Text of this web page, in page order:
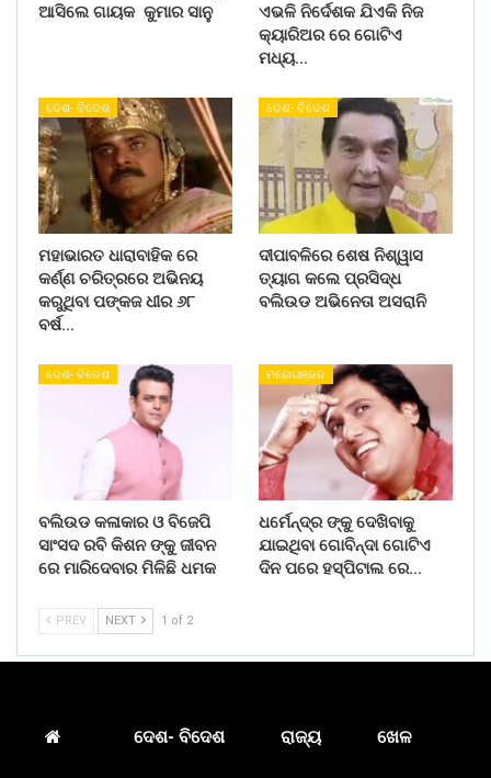
ଆସିଲେ ଗାୟକ କୁମାର ସାନୁ
ଏଭଳି ନିର୍ଦେଶକ ଯିଏକି ନିଜ
କ୍ୟାରିଅର ରେ ଗୋଟିଏ
ମଧ୍ୟ…
ଦେଶ- ବିଦେଶ
ମହାଭାରତ ଧାରାବାହିକ ରେ
କର୍ଣ୍ଣ ଚରିତ୍ରରେ ଅଭିନୟ
କରୁଥିବା ପଙ୍କଜ ଧୀର ୬୮
ବର୍ଷ…
ଦେଶ- ବିଦେଶ
ଦୀପାବଳିରେ ଶେଷ ନିଶ୍ୱାସ
ତ୍ୟାଗ କଲେ ପ୍ରସିଦ୍ଧ
ବଲିଉଡ ଅଭିନେତା ଅସରାନି
ଦେଶ- ବିଦେଶ
ବଲିଉଡ କଳାକାର ଓ ବିଜେପି
ସାଂସଦ ରବି କିଶନ ଙ୍କୁ ଜୀବନ
ରେ ମାରିଦେବାର ମିଳିଛି ଧମକ
ମନୋରଞ୍ଜନ
ଧର୍ମେନ୍ଦ୍ର ଙ୍କୁ ଦେଖିବାକୁ
ଯାଇଥିବା ଗୋବିନ୍ଦା ଗୋଟିଏ
ଦିନ ପରେ ହସ୍ପିଟାଲ ରେ…
PREV NEXT 1 of 2
ଦେଶ- ବିଦେଶ ରାଜ୍ୟ ଖେଳ